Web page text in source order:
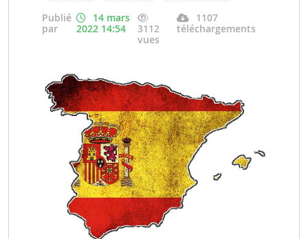
Publié
par
14 mars
2022 14:54
3112
vues
1107
téléchargements